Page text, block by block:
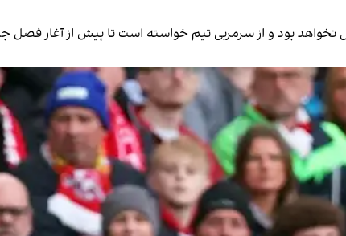
بود و از سرمربی تیم خواسته است تا پیش از آغاز فصل